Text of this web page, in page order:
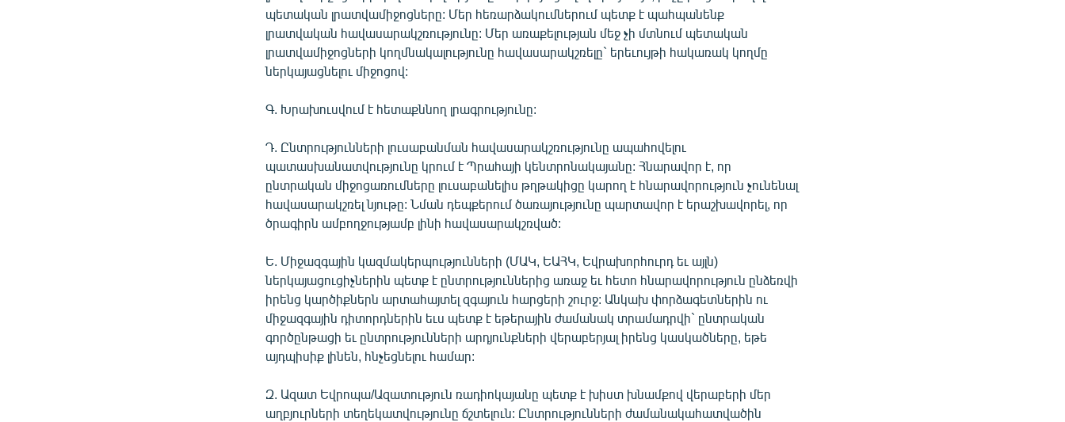
պետական լրատվամիջոցները: Մեր հեռարձակումներում պետք է պահպանենք
լրատվական հավասարակշռությունը: Մեր առաքելության մեջ չի մտնում պետական
լրատվամիջոցների կողմնակալությունը հավասարակշռելը` երեւույթի հակառակ կողմը
ներկայացնելու միջոցով:
Գ. Խրախուսվում է հետաքննող լրագրությունը:
Դ. Ընտրությունների լուսաբանման հավասարակշռությունը ապահովելու
պատասխանատվությունը կրում է Պրահայի կենտրոնակայանը: Հնարավոր է, որ
ընտրական միջոցառումները լուսաբանելիս թղթակիցը կարող է հնարավորություն չունենալ
հավասարակշռել նյութը: Նման դեպքերում ծառայությունը պարտավոր է երաշխավորել, որ
ծրագիրն ամբողջությամբ լինի հավասարակշռված:
Ե. Միջազգային կազմակերպությունների (ՄԱԿ, ԵԱՀԿ, Եվրախորհուրդ եւ այլն)
ներկայացուցիչներին պետք է ընտրություններից առաջ եւ հետո հնարավորություն ընձեռվի
իրենց կարծիքներն արտահայտել զգայուն հարցերի շուրջ: Անկախ փորձագետներին ու
միջազգային դիտորդներին եւս պետք է եթերային ժամանակ տրամադրվի` ընտրական
գործընթացի եւ ընտրությունների արդյունքների վերաբերյալ իրենց կասկածները, եթե
այդպիսիք լինեն, հնչեցնելու համար:
Զ. Ազատ Եվրոպա/Ազատություն ռադիոկայանը պետք է խիստ խնամքով վերաբերի մեր
աղբյուրների տեղեկատվությունը ճշտելուն: Ընտրությունների ժամանակահատվածին